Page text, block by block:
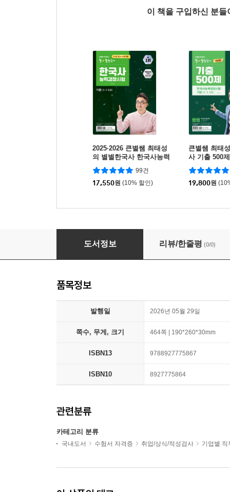
이 책을 구입하신 분
2025·2026 큰별쌤 최태성
의 별별한국사 한국사능력
검정시험 기본(4,5,6급)
99건
17,550원 (10% 할인)
큰별쌤 최태
사 기출 500
검정시험 기
19,800원
2026 원큐패스 삼성직무적성검사 GSAT 5급
도서정보 리뷰/한줄평 (0/0)
품목정보
발행일 2026년 05월 29일
쪽수, 무게, 크기 464쪽 | 190*260*30mm
ISBN13 9788927775867
ISBN10 8927775864
관련분류
카테고리 분류
국내도서 수험서 자격증 취업/상식/적성검사 기업별 직